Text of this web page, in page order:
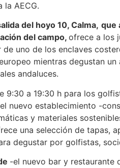
la AECG.
del hoyo 10, Calma, que
del campo,ofrece a los
uno de los enclaves
mientras degustan un
andaluces.
9:30 a 19:30 h para los
nuevo establecimiento -
y materiales
una selección de tapas,
degustar por golfistas,
-el nuevo bar y restaurante